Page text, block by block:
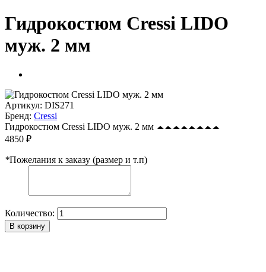
Гидрокостюм Cressi LIDO
муж. 2 мм
Артикул: DIS271
Бренд: Cressi
Гидрокостюм Cressi LIDO муж. 2 мм
4850 ₽
*Пожелания к заказу (размер и т.п)
Количество:
В корзину